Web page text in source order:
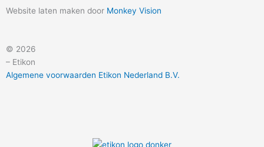
© 2026
– Etikon
Algemene voorwaarden Etikon Nederland B.V.
Website laten maken door Monkey Vision